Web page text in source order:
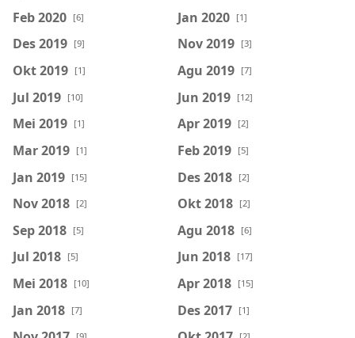
Feb 2020 [6] Jan 2020 [1]
Des 2019 [9] Nov 2019 [3]
Okt 2019 [1] Agu 2019 [7]
Jul 2019 [10] Jun 2019 [12]
Mei 2019 [1] Apr 2019 [2]
Mar 2019 [1] Feb 2019 [5]
Jan 2019 [15] Des 2018 [2]
Nov 2018 [2] Okt 2018 [2]
Sep 2018 [5] Agu 2018 [6]
Jul 2018 [5] Jun 2018 [17]
Mei 2018 [10] Apr 2018 [15]
Jan 2018 [7] Des 2017 [1]